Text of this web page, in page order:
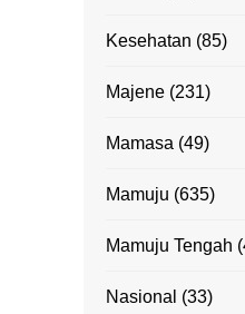
Kesehatan (85)
Majene (231)
Mamasa (49)
Mamuju (635)
Mamuju Tengah
Nasional (33)